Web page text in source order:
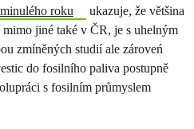
roku
ukazuje, že většina
jiné také v ČR, je s uhelným
zmíněných studií ale zároveń
do fosilního paliva postupně
s fosilním průmyslem